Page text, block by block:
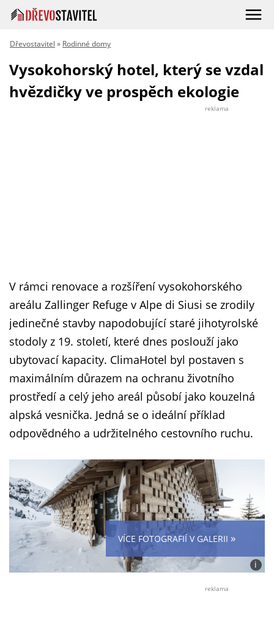
Dřevostavitel » Rodinné domy
Vysokohorský hotel, který se vzdal
hvězdičky ve prospěch ekologie
reklama
V rámci renovace a rozšíření vysokohorského
areálu Zallinger Refuge v Alpe di Siusi se zrodily
jedinečné stavby napodobující staré jihotyrolské
stodoly z 19. století, které dnes poslouží jako
ubytovací kapacity. ClimaHotel byl postaven s
maximálním důrazem na ochranu životního
prostředí a celý jeho areál působí jako kouzelná
alpská vesnička. Jedná se o ideální příklad
odpovědného a udržitelného cestovního ruchu.
VÍCE FOTOGRAFIÍ V GALERII »
i
Foto:
reklama